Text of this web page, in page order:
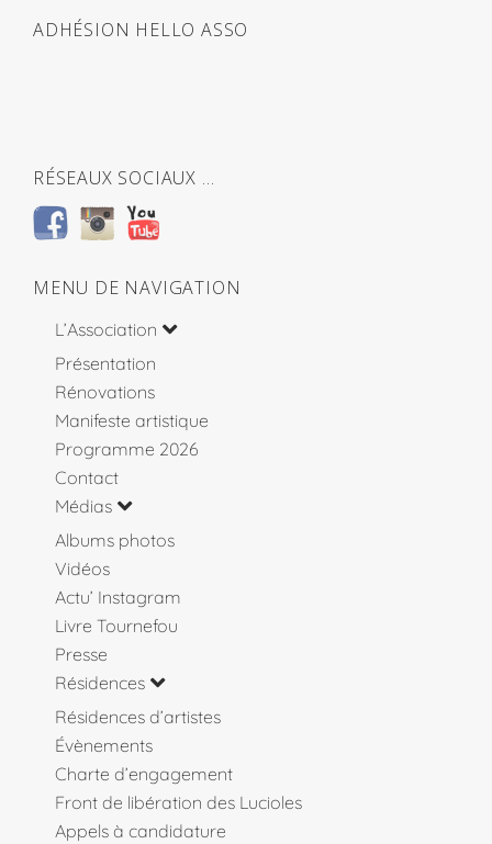
ADHÉSION HELLO ASSO
RÉSEAUX SOCIAUX …
MENU DE NAVIGATION
L’Association
Présentation
Rénovations
Manifeste artistique
Programme 2026
Contact
Médias
Albums photos
Vidéos
Actu’ Instagram
Livre Tournefou
Presse
Résidences
Résidences d’artistes
Évènements
Charte d’engagement
Front de libération des Lucioles
Appels à candidature